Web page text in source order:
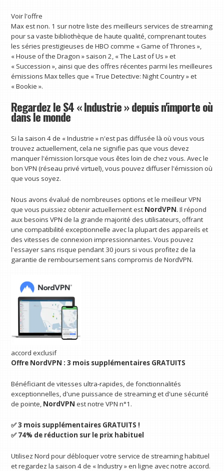
Voir l'offre
Max est non. 1 sur notre liste des meilleurs services de streaming
pour sa vaste bibliothèque de haute qualité, comprenant toutes
les séries prestigieuses de HBO comme « Game of Thrones »,
« House of the Dragon » saison 2, « The Last of Us » et
« Succession », ainsi que des offres récentes parmi les meilleures
émissions Max telles que « True Detective: Night Country » et
« Bookie ».
Regardez le S4 « Industrie » depuis n'importe où
dans le monde
Si la saison 4 de « Industrie » n'est pas diffusée là où vous vous
trouvez actuellement, cela ne signifie pas que vous devez
manquer l'émission lorsque vous êtes loin de chez vous. Avec le
bon VPN (réseau privé virtuel), vous pouvez diffuser l'émission où
que vous soyez.
Nous avons évalué de nombreuses options et le meilleur VPN
que vous puissiez obtenir actuellement est NordVPN. Il répond
aux besoins VPN de la grande majorité des utilisateurs, offrant
une compatibilité exceptionnelle avec la plupart des appareils et
des vitesses de connexion impressionnantes. Vous pouvez
l'essayer sans risque pendant 30 jours si vous profitez de la
garantie de remboursement sans compromis de NordVPN.
accord exclusif
Offre NordVPN : 3 mois supplémentaires GRATUITS
Bénéficiant de vitesses ultra-rapides, de fonctionnalités
exceptionnelles, d'une puissance de streaming et d'une sécurité
de pointe, NordVPN est notre VPN n°1.
✅ 3 mois supplémentaires GRATUITS !
✅ 74% de réduction sur le prix habituel
Utilisez Nord pour débloquer votre service de streaming habituel
et regardez la saison 4 de « Industry » en ligne avec notre accord.